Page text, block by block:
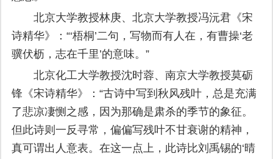
北京大学教授林庚、北京大学教授冯沅君《宋
诗精华》：“‘梧桐’二句，写物而有人在，有曹操‘老
骥伏枥，志在千里’的意味。”
北京化工大学教授沈时蓉、南京大学教授莫砺
锋《宋诗精华》：“古诗中写到秋风残叶，总是充满
了悲凉凄恻之感，因为那确是肃杀的季节的象征。
但此诗则一反寻常，偏偏写残叶不甘衰谢的精神，
真可谓出人意表。在这一点上，此诗比刘禹锡的‘晴